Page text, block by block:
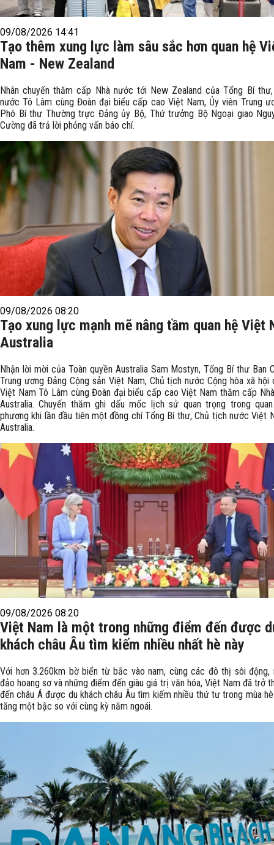
09/08/2026 14:41
Tạo thêm xung lực làm sâu sắc hơn quan hệ
Nam - New Zealand
Nhân chuyến thăm cấp Nhà nước tới New Zealand của Tổng Bí
nước Tô Lâm cùng Đoàn đại biểu cấp cao Việt Nam, Ủy viên Trung
Phó Bí thư Thường trực Đảng ủy Bộ, Thứ trưởng Bộ Ngoại giao
Cường đã trả lời phỏng vấn báo chí.
09/08/2026 08:20
Tạo xung lực mạnh mẽ nâng tầm quan hệ Việt
Australia
Nhận lời mời của Toàn quyền Australia Sam Mostyn, Tổng Bí thư Ban
Trung ương Đảng Cộng sản Việt Nam, Chủ tịch nước Cộng hòa xã hội
Việt Nam Tô Lâm cùng Đoàn đại biểu cấp cao Việt Nam thăm cấp
Australia. Chuyến thăm ghi dấu mốc lịch sử quan trọng trong
phương khi lần đầu tiên một đồng chí Tổng Bí thư, Chủ tịch nước Việt
Australia.
09/08/2026 08:20
Việt Nam là một trong những điểm đến được
khách châu Âu tìm kiếm nhiều nhất hè này
Với hơn 3.260km bờ biển từ bắc vào nam, cùng các đô thị sôi động,
đảo hoang sơ và những điểm đến giàu giá trị văn hóa, Việt Nam đã trở
đến châu Á được du khách châu Âu tìm kiếm nhiều thứ tư trong mùa
tăng một bậc so với cùng kỳ năm ngoái.